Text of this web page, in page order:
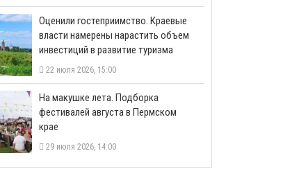
Оценили гостеприимство. Краевые
власти намерены нарастить объем
инвестиций в развитие туризма
22 июля 2026, 15:00
На макушке лета. Подборка
фестивалей августа в Пермском
крае
29 июля 2026, 14:00